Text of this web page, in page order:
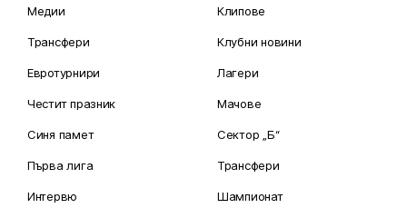
Медии
Трансфери
Евротурнири
Честит празник
Синя памет
Първа лига
Интервю
Клипове
Клубни новини
Лагери
Мачове
Сектор „Б“
Трансфери
Шампионат